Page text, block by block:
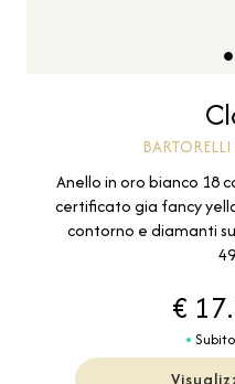
Anello in oro bianco 18
certificato gia fancy
contorno e diamanti
€